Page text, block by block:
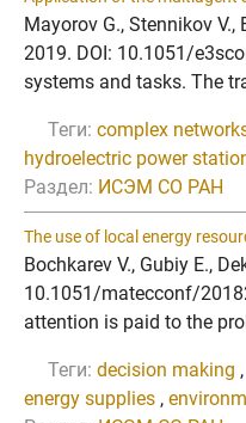
Mayorov G., Stennikov
2019. DOI: 10.1051/
systems and tasks. The
Теги: complex
hydroelectric power
Раздел: ИСЭМ СО РАН
The use of local energy
Bochkarev V., Gubiy E.,
10.1051/matecconf/
attention is paid to the
Теги: decision making ,
energy supplies ,